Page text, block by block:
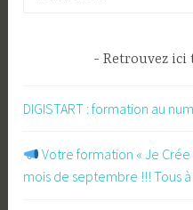
Retrouvez ici
DIGISTART : formation au
Votre formation « Je
mois de septembre !!! Tous